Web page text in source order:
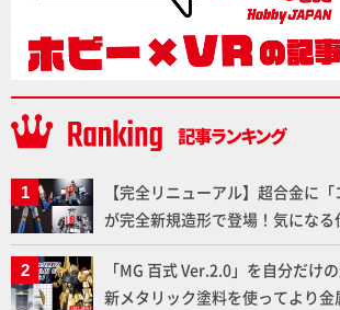
【完全リニューアル】超合金に「
が完全新規造形で登場！気にな
下ろしでご紹介!!さらに「大鉄人
ト」セット情報もお届け！【超
「MG 百式 Ver.2.0」を自分だけ
新メタリック塗料を使ってより